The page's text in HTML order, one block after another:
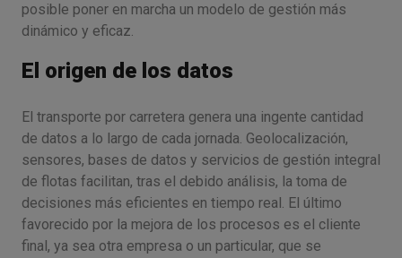
posible poner en marcha un modelo de gestión más
dinámico y eficaz.
El origen de los datos
El transporte por carretera genera una ingente cantidad
de datos a lo largo de cada jornada. Geolocalización,
sensores, bases de datos y servicios de gestión integral
de flotas facilitan, tras el debido análisis, la toma de
decisiones más eficientes en tiempo real. El último
favorecido por la mejora de los procesos es el cliente
final, ya sea otra empresa o un particular, que se